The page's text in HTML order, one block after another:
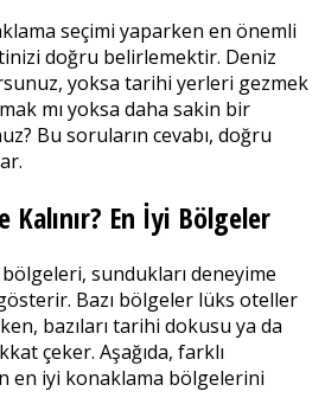
seçimi yaparken en önemli
doğru belirlemektir. Deniz
yoksa tarihi yerleri gezmek
mı yoksa daha sakin bir
Bu soruların cevabı, doğru
Kalınır? En İyi Bölgeler
sundukları deneyime
Bazı bölgeler lüks oteller
bazıları tarihi dokusu ya da
çeker. Aşağıda, farklı
en iyi konaklama bölgelerini